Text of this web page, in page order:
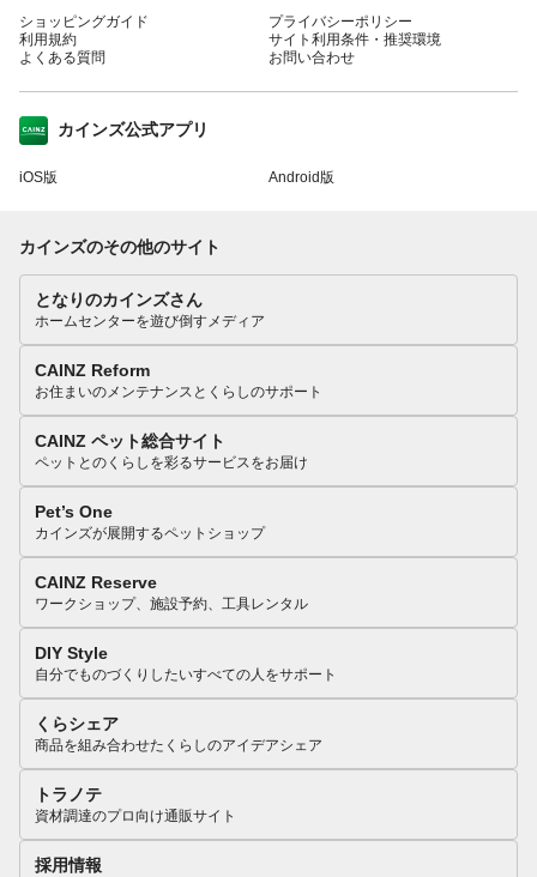
ショッピングガイド
利用規約
よくある質問
プライバシーポリシー
サイト利用条件・推奨環境
お問い合わせ
カインズ公式アプリ
iOS版 Android版
カインズのその他のサイト
となりのカインズさん
ホームセンターを遊び倒すメディア
CAINZ Reform
お住まいのメンテナンスとくらしのサポート
CAINZ ペット総合サイト
ペットとのくらしを彩るサービスをお届け
Pet’s One
カインズが展開するペットショップ
CAINZ Reserve
ワークショップ、施設予約、工具レンタル
DIY Style
自分でものづくりしたいすべての人をサポート
くらシェア
商品を組み合わせたくらしのアイデアシェア
トラノテ
資材調達のプロ向け通販サイト
採用情報